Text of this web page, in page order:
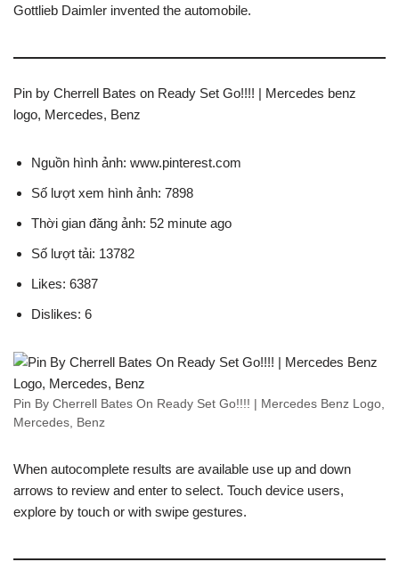
Gottlieb Daimler invented the automobile.
Pin by Cherrell Bates on Ready Set Go!!!! | Mercedes benz
logo, Mercedes, Benz
Nguồn hình ảnh: www.pinterest.com
Số lượt xem hình ảnh: 7898
Thời gian đăng ảnh: 52 minute ago
Số lượt tải: 13782
Likes: 6387
Dislikes: 6
Pin By Cherrell Bates On Ready Set Go!!!! | Mercedes Benz Logo,
Mercedes, Benz
When autocomplete results are available use up and down
arrows to review and enter to select. Touch device users,
explore by touch or with swipe gestures.